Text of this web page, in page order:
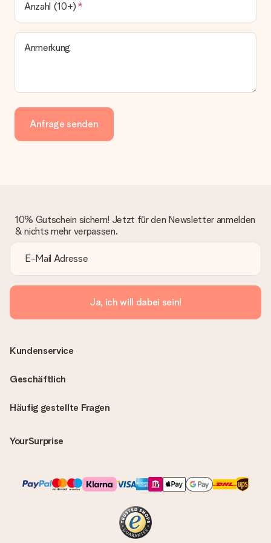
Anzahl (10+)
Anmerkung
Anfrage senden
10% Gutschein sichern! Jetzt für den Newsletter anmelden
& nichts mehr verpassen.
Ja, ich will dabei sein!
Häufig gestellte Fragen
YourSurprise
Kundenservice
Geschäftlich